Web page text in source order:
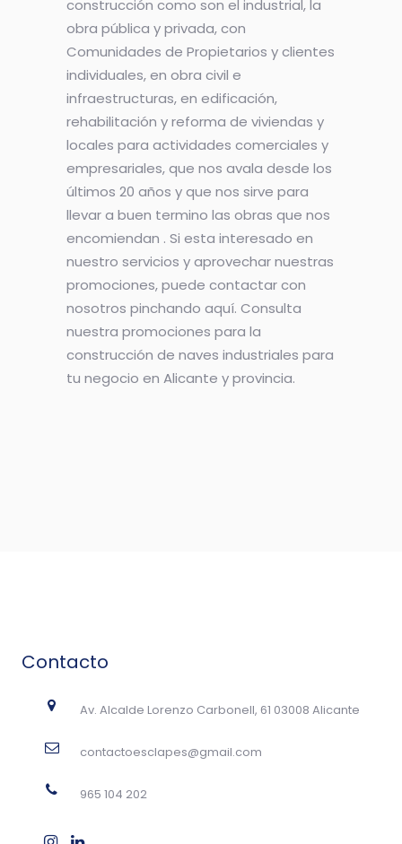
construcción como son el industrial, la
obra pública y privada, con
Comunidades de Propietarios y clientes
individuales, en obra civil e
infraestructuras, en edificación,
rehabilitación y reforma de viviendas y
locales para actividades comerciales y
empresariales, que nos avala desde los
últimos 20 años y que nos sirve para
llevar a buen termino las obras que nos
encomiendan . Si esta interesado en
nuestro servicios y aprovechar nuestras
promociones, puede contactar con
nosotros pinchando aquí. Consulta
nuestra promociones para la
construcción de naves industriales para
tu negocio en Alicante y provincia.
Contacto
Av. Alcalde Lorenzo Carbonell, 61 03008 Alicante
contactoesclapes@gmail.com
965 104 202